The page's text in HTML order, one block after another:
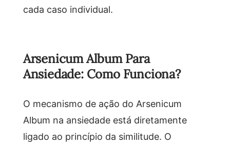
cada caso individual.
Arsenicum Album Para
Ansiedade: Como Funciona?
O mecanismo de ação do Arsenicum
Album na ansiedade está diretamente
ligado ao princípio da similitude. O